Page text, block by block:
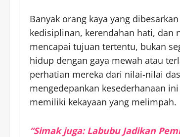
Banyak orang kaya yang
kedisiplinan, kerendahan hati, dan
mencapai tujuan tertentu, bukan
hidup dengan gaya mewah atau
perhatian mereka dari nilai-nilai
mengedepankan kesederhanaan
memiliki kekayaan yang melimpah.
“Simak juga: Labubu Jadikan